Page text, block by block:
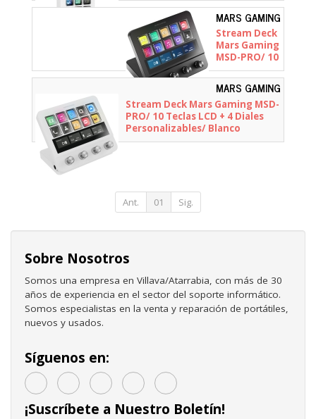
MARS GAMING
- MSDPRO
Stream Deck
Mars Gaming
MSD-PRO/ 10
Teclas LCD +
4 Diales
Personalizables/
Negro
MARS GAMING
- MSDPROW
Stream Deck Mars Gaming MSD-
PRO/ 10 Teclas LCD + 4 Diales
Personalizables/ Blanco
Ant. 01 Sig.
Sobre Nosotros
Somos una empresa en Villava/Atarrabia, con más de 30
años de experiencia en el sector del soporte informático.
Somos especialistas en la venta y reparación de portátiles,
nuevos y usados.
Síguenos en:
¡Suscríbete a Nuestro Boletín!